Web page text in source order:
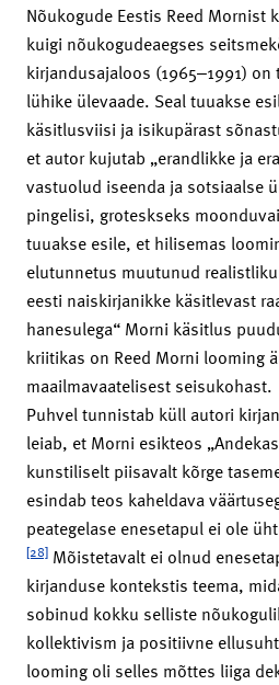
Nõukogude Eestis Reed Mornist
kuigi nõukogudeaegses
kirjandusajaloos (1965‒1991)
lühike ülevaade. Seal tuuakse
käsitlusviisi ja isikupärast
et autor kujutab „erandlikke ja
vastuolud iseenda ja sotsiaalse
pingelisi, groteskseks
tuuakse esile, et hilisemas
elutunnetus muutunud
eesti naiskirjanikke käsitlevast
hanesulega“ Morni käsitlus
kriitikas on Reed Morni looming
maailmavaatelisest
Puhvel tunnistab küll autori
leiab, et Morni esikteos
kunstiliselt piisavalt kõrge
esindab teos kaheldava
peategelase enesetapul ei ole
[28] Mõistetavalt ei olnud
kirjanduse kontekstis teema,
sobinud kokku selliste
kollektivism ja positiivne
looming oli selles mõttes liiga